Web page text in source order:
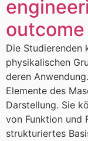
outcome
Die Studierenden
physikalischen
deren
Elemente des
Darstellung. Sie
von Funktion und
strukturiertes